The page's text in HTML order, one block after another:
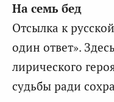
На семь бед
Отсылка к
один ответ».
лирического
судьбы ради